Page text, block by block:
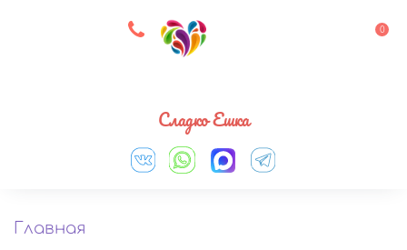
8 927 083 33 05 0
Сладко Ешка
Главная